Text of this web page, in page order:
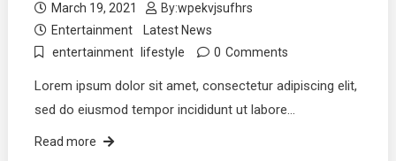
March 19, 2021 By:wpekvjsufhrs
Entertainment
Latest News
entertainment
lifestyle 0 Comments
Lorem ipsum dolor sit amet, consectetur adipiscing elit,
sed do eiusmod tempor incididunt ut labore…
Read more